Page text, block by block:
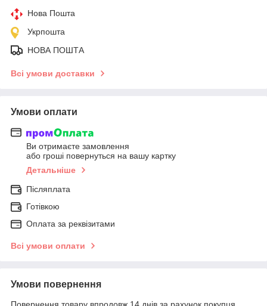
Нова Пошта
Укрпошта
НОВА ПОШТА
Всі умови доставки
Умови оплати
Ви отримаєте замовлення
або гроші повернуться на вашу картку
Детальніше
Післяплата
Готівкою
Оплата за реквізитами
Всі умови оплати
Умови повернення